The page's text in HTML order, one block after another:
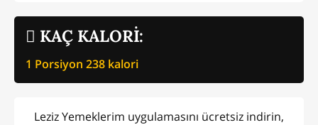
KAÇ KALORİ:
1 Porsiyon 238 kalori
Leziz Yemeklerim uygulamasını ücretsiz indirin,